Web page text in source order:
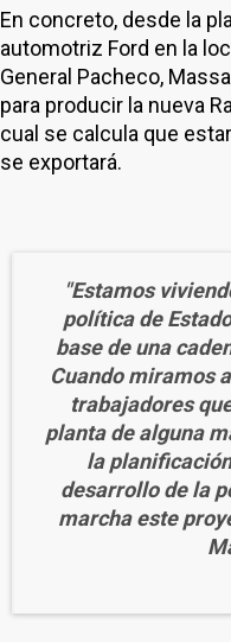
En concreto, desde la
automotriz Ford en la
General Pacheco,
para producir la nueva
cual se calcula que
se exportará.
"Estamos
política de
base de una
Cuando miramos
trabajadores
planta de alguna
la
desarrollo de la
marcha este